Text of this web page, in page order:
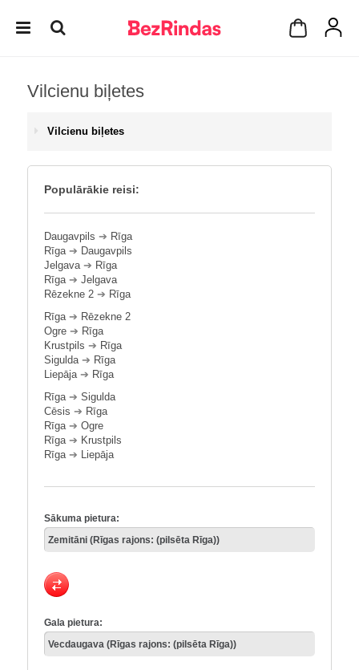
Vilcienu biļetes
Vilcienu biļetes
Populārākie reisi:
Daugavpils ➔ Rīga
Rīga➔ Daugavpils
Jelgava➔ Rīga
Rīga➔ Jelgava
Rēzekne 2 ➔ Rīga
Rīga➔ Rēzekne 2
Ogre ➔ Rīga
Krustpils ➔ Rīga
Sigulda➔ Rīga
Liepāja➔ Rīga
Rīga➔ Sigulda
Cēsis ➔ Rīga
Rīga➔ Ogre
Rīga➔ Krustpils
Rīga➔ Liepāja
Sākuma pietura:
Gala pietura: